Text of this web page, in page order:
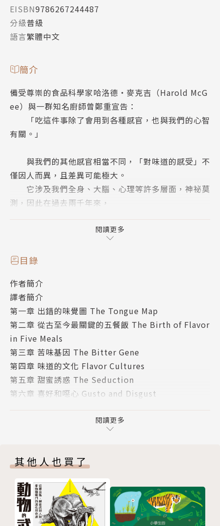
EISBN9786267244487
分級普級
語言繁體中文
簡介
備受尊崇的食品科學家哈洛德‧麥克吉（Harold McG
ee）與一群知名廚師曾鄭重宣告：
「吃這件事除了會用到各種感官，也與我們的心智
有關。」
與我們的其他感官相當不同，「對味道的感受」不
僅因人而異，且差異可能極大。
它涉及我們全身、大腦、心理等許多層面，神祕莫
測，因此在過去兩千年來，
型科技與科學理解的進展，
才終於躍居科研的前沿，使「烹飪」成一門講究的
技藝，從而揭露諸多奧祕：
○「聯覺人」的大腦裡，一種感官會觸發另一種看
似毫不相關的感官，比如文字的字義或發音會觸發味
覺。大腦也可能會混淆不同味道和氣味。
○光是「想像」苦味或看到嫌惡皺眉的表情，大腦
就會體驗到「苦」的反應，影響你嘗出的滋味，所以生
活經驗會持續影響嘗東西的偏好。
○為何代糖吃起來，就是比不上真正的糖？
○為什麼「甜點是另一個胃」，此話不假？
○發酵作用如何解放出「新味道分子大軍」，帶動
○辣的刺激其實是種不適感，人類為何偏偏喜愛？
○澱粉加重鹽，洋芋片這種垃圾食物貌不驚人，為
何卻令人一口接一口？
○細胞上的「受體」可以察覺環境中的特殊物質，
比方帶苦味的分子。人類細胞每個都有受體，這意味著
我們「全身具有味覺」？
閱讀更多
目錄
作者簡介
譯者簡介
第一章 出錯的味覺圖 The Tongue Map
第二章 從古至今最關鍵的五餐飯 The Birth of Flavor
in Five Meals
第三章 苦味基因 The Bitter Gene
第四章 味道的文化 Flavor Cultures
第五章 甜蜜誘惑 The Seduction
第六章 喜好和噁心 Gusto and Disgust
第八章 味覺大轟炸 The Great Bombardment
第九章 關於美味的DNA The DNA of Deliciousness
版權
閱讀更多
其他人也買了